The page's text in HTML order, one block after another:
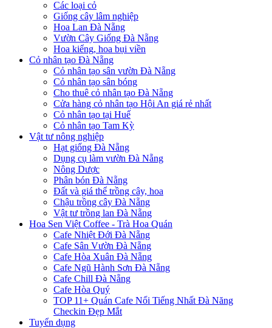
Các loại cỏ
Giống cây lâm nghiệp
Hoa Lan Đà Nẵng
Vườn Cây Giống Đà Nẵng
Hoa kiểng, hoa bụi viền
Cỏ nhân tạo Đà Nẵng
Cỏ nhân tạo sân vườn Đà Nẵng
Cỏ nhân tạo sân bóng
Cho thuê cỏ nhân tạo Đà Nẵng
Cửa hàng cỏ nhân tạo Hội An giá rẻ nhất
Cỏ nhân tạo tại Huế
Cỏ nhân tạo Tam Kỳ
Vật tư nông nghiệp
Hạt giống Đà Nẵng
Dụng cụ làm vườn Đà Nẵng
Nông Dược
Phân bón Đà Nẵng
Đất và giá thể trồng cây, hoa
Chậu trồng cây Đà Nẵng
Vật tư trồng lan Đà Nẵng
Hoa Sen Việt Coffee - Trà Hoa Quán
Cafe Nhiệt Đới Đà Nẵng
Cafe Sân Vườn Đà Nẵng
Cafe Hòa Xuân Đà Nẵng
Cafe Ngũ Hành Sơn Đà Nẵng
Cafe Chill Đà Nẵng
Cafe Hòa Quý
TOP 11+ Quán Cafe Nổi Tiếng Nhất Đà Năng
Checkin Đẹp Mắt
Tuyển dụng